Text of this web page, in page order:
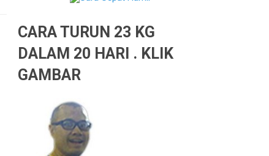
CARA TURUN 23 KG
DALAM 20 HARI . KLIK
GAMBAR